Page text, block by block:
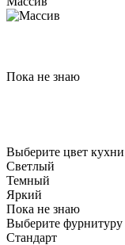
Пока не знаю
Выберите цвет кухни
Светлый
Темный
Яркий
Пока не знаю
Выберите фурнитуру
Стандарт